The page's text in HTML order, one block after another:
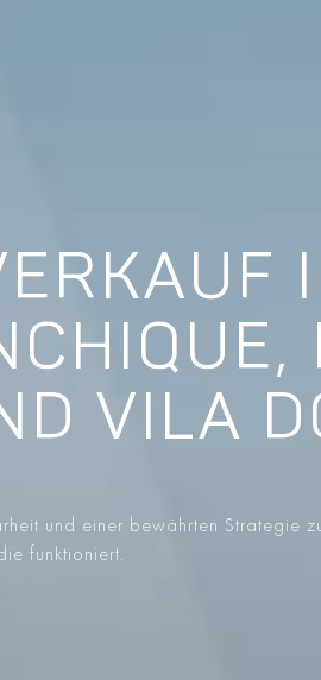
VILA
und einer bewährten Strategie
funktioniert.